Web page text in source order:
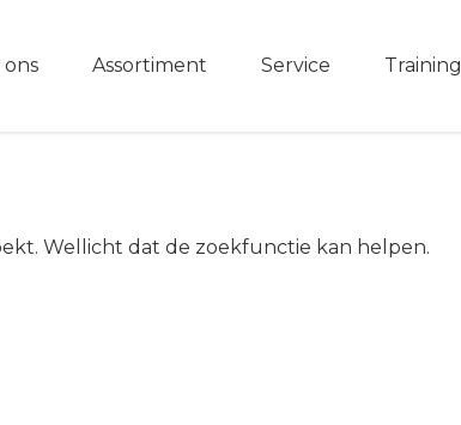
Assortiment Service Training
Wellicht dat de zoekfunctie kan helpen.